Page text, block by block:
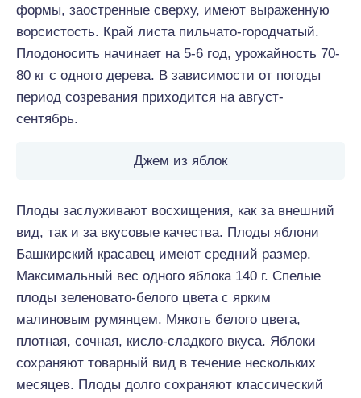
формы, заостренные сверху, имеют выраженную
ворсистость. Край листа пильчато-городчатый.
Плодоносить начинает на 5-6 год, урожайность 70-
80 кг с одного дерева. В зависимости от погоды
период созревания приходится на август-
сентябрь.
Джем из яблок
Плоды заслуживают восхищения, как за внешний
вид, так и за вкусовые качества. Плоды яблони
Башкирский красавец имеют средний размер.
Максимальный вес одного яблока 140 г. Спелые
плоды зеленовато-белого цвета с ярким
малиновым румянцем. Мякоть белого цвета,
плотная, сочная, кисло-сладкого вкуса. Яблоки
сохраняют товарный вид в течение нескольких
месяцев. Плоды долго сохраняют классический